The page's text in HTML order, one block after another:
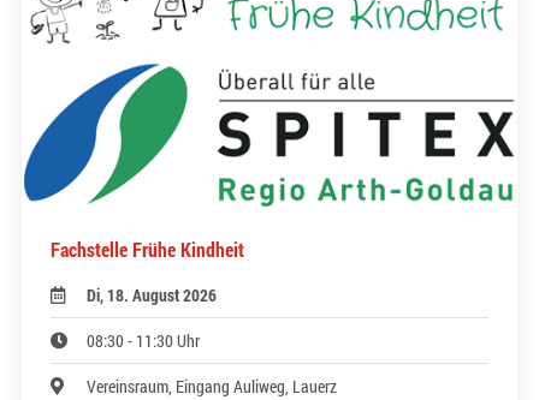
Fachstelle Frühe Kindheit
Di, 18. August 2026
08:30 - 11:30 Uhr
Vereinsraum, Eingang Auliweg, Lauerz